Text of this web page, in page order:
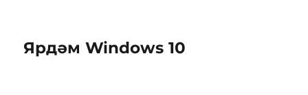
Ярдәм Windows 10